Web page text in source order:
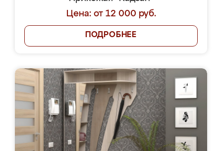
Цена: от 12 000 руб.
ПОДРОБНЕЕ